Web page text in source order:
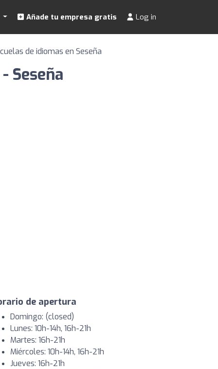
Añade tu empresa gratis Log in
de idiomas en Seseña
Seseña
de apertura
Domingo: (closed)
Lunes: 10h-14h, 16h-21h
Martes: 16h-21h
Miércoles: 10h-14h, 16h-21h
Jueves: 16h-21h